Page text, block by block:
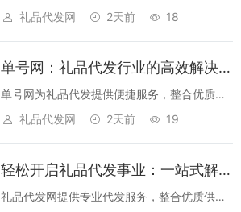
家提供高效的物流单号管理解决方案，通过多
礼品代发网 2天前 18
单号网：礼品代发行业的高效解决方案，让您轻松实现业务增长
单号网为礼品代发提供便捷服务，整合优质资
源，高效处理订单，保障物流稳定，助力商家
礼品代发网 2天前 19
轻松开启礼品代发事业：一站式解决方案助您抢占市场先机
礼品代发网提供专业代发服务，整合优质供应